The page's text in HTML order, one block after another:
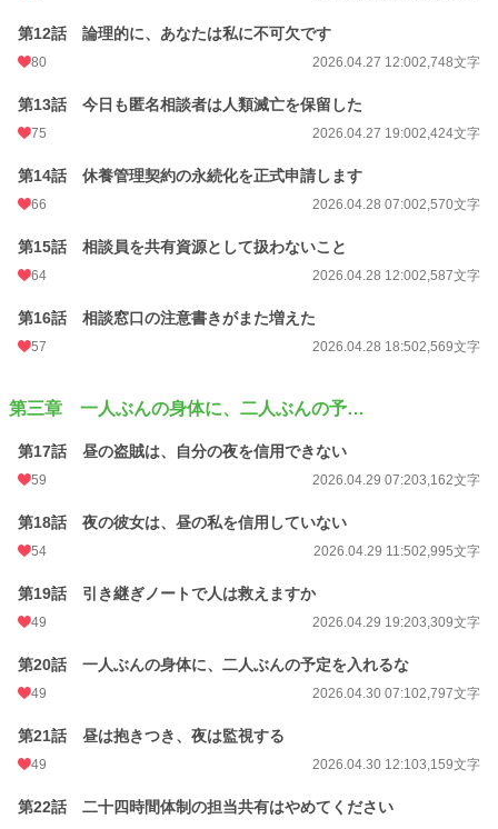
第12話 論理的に、あなたは私に不可欠です
80 2026.04.27 12:002,748文字
第13話 今日も匿名相談者は人類滅亡を保留した
75 2026.04.27 19:002,424文字
第14話 休養管理契約の永続化を正式申請します
66 2026.04.28 07:002,570文字
第15話 相談員を共有資源として扱わないこと
64 2026.04.28 12:002,587文字
第16話 相談窓口の注意書きがまた増えた
57 2026.04.28 18:502,569文字
第三章 一人ぶんの身体に、二人ぶんの予…
第17話 昼の盗賊は、自分の夜を信用できない
59 2026.04.29 07:203,162文字
第18話 夜の彼女は、昼の私を信用していない
54 2026.04.29 11:502,995文字
第19話 引き継ぎノートで人は救えますか
49 2026.04.29 19:203,309文字
第20話 一人ぶんの身体に、二人ぶんの予定を入れるな
49 2026.04.30 07:102,797文字
第21話 昼は抱きつき、夜は監視する
49 2026.04.30 12:103,159文字
第22話 二十四時間体制の担当共有はやめてください